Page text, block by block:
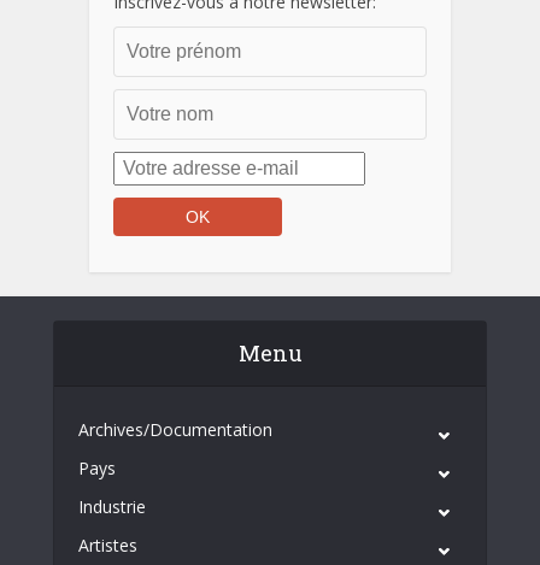
Menu
Archives/Documentation
Pays
Industrie
Artistes